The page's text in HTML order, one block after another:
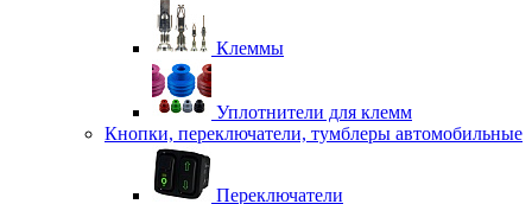
Клеммы
Уплотнители для клемм
Кнопки, переключатели, тумблеры автомобильные
Переключатели